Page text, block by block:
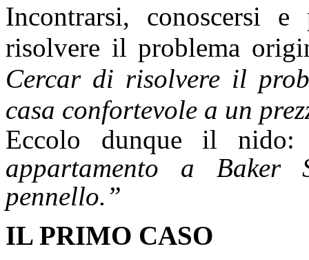
Incontrarsi, conoscersi
risolvere il problema
Cercar di risolvere il
casa confortevole a un
Eccolo dunque il
appartamento a
pennello.”
IL PRIMO CASO